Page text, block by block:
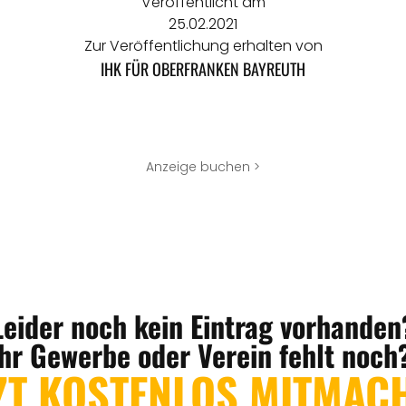
25.02.2021
Zur Veröffentlichung erhalten von
IHK FÜR OBERFRANKEN BAYREUTH
Anzeige buchen >
noch kein Eintrag
Gewerbe oder Verein fehlt
KOSTENLOS